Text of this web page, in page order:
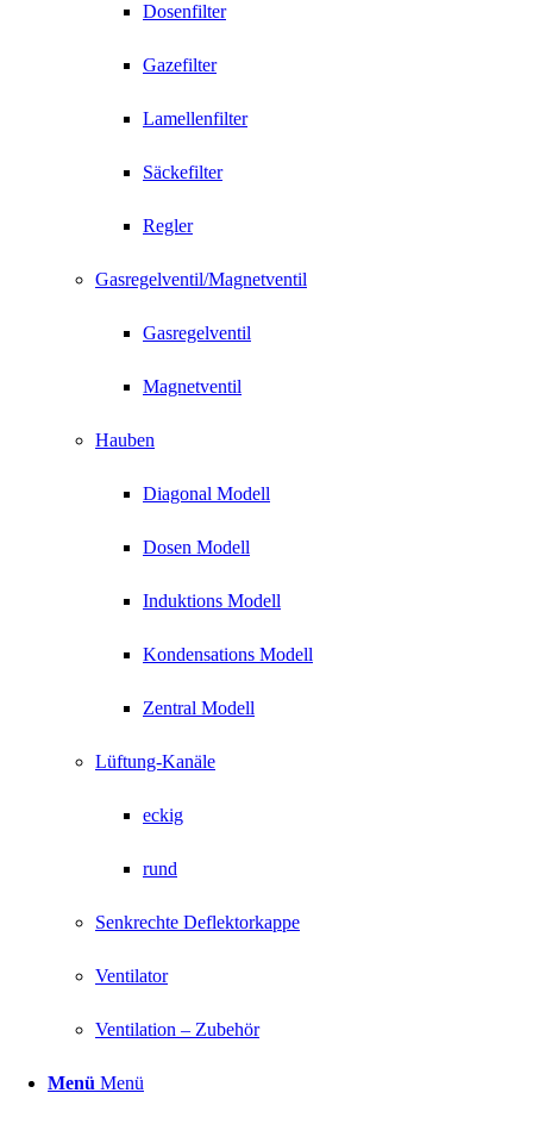
Dosenfilter
Gazefilter
Lamellenfilter
Säckefilter
Regler
Gasregelventil/Magnetventil
Gasregelventil
Magnetventil
Hauben
Diagonal Modell
Dosen Modell
Induktions Modell
Kondensations Modell
Zentral Modell
Lüftung-Kanäle
eckig
rund
Senkrechte Deflektorkappe
Ventilator
Ventilation – Zubehör
Menü Menü